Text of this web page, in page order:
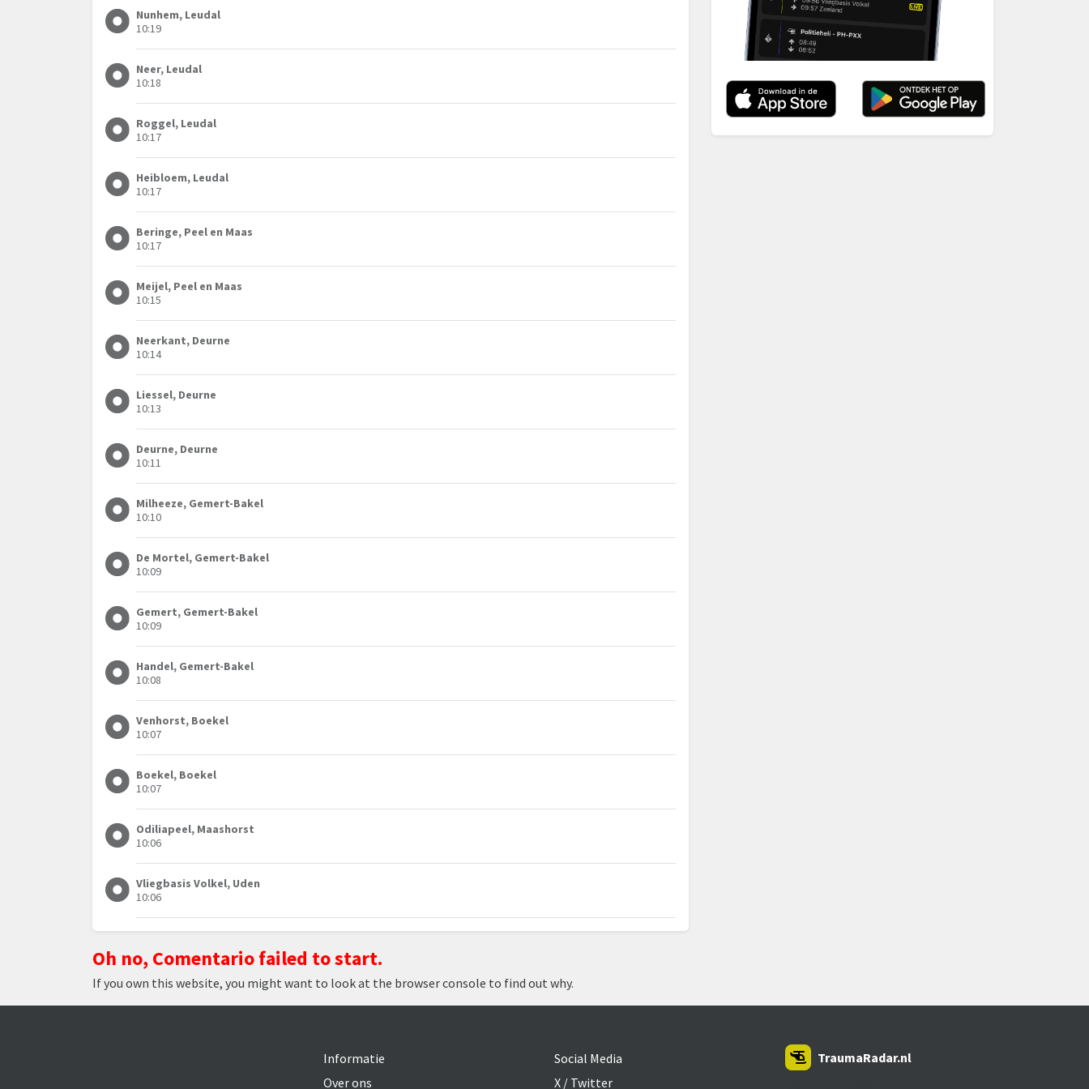
Nunhem, Leudal
10:19
Neer, Leudal
10:18
Roggel, Leudal
10:17
Heibloem, Leudal
10:17
Beringe, Peel en Maas
10:17
Meijel, Peel en Maas
10:15
Neerkant, Deurne
10:14
Liessel, Deurne
10:13
Deurne, Deurne
10:11
Milheeze, Gemert-Bakel
10:10
De Mortel, Gemert-Bakel
10:09
Gemert, Gemert-Bakel
10:09
Handel, Gemert-Bakel
10:08
Venhorst, Boekel
10:07
Boekel, Boekel
10:07
Odiliapeel, Maashorst
10:06
Vliegbasis Volkel, Uden
10:06
Oh no, Comentario failed to start.
If you own this website, you might want to look at the browser console to find out why.
Informatie
Over ons
Social Media
X / Twitter
TraumaRadar.nl